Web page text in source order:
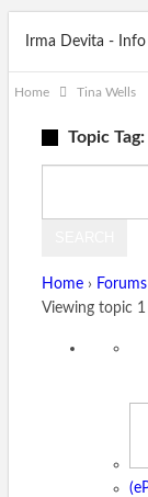
Irma Devita -
Home Tina Wells
Topic
Home › Forums
Viewing topic